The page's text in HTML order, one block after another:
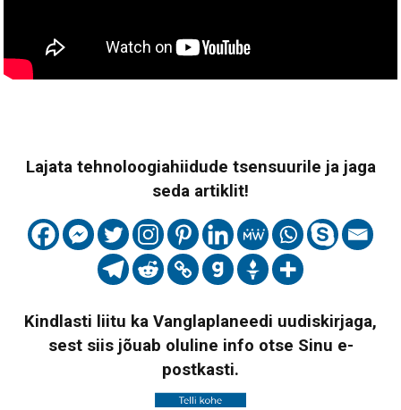
Lajata tehnoloogiahiidude tsensuurile ja jaga
seda artiklit!
Kindlasti liitu ka Vanglaplaneedi uudiskirjaga,
sest siis jõuab oluline info otse Sinu e-
postkasti.